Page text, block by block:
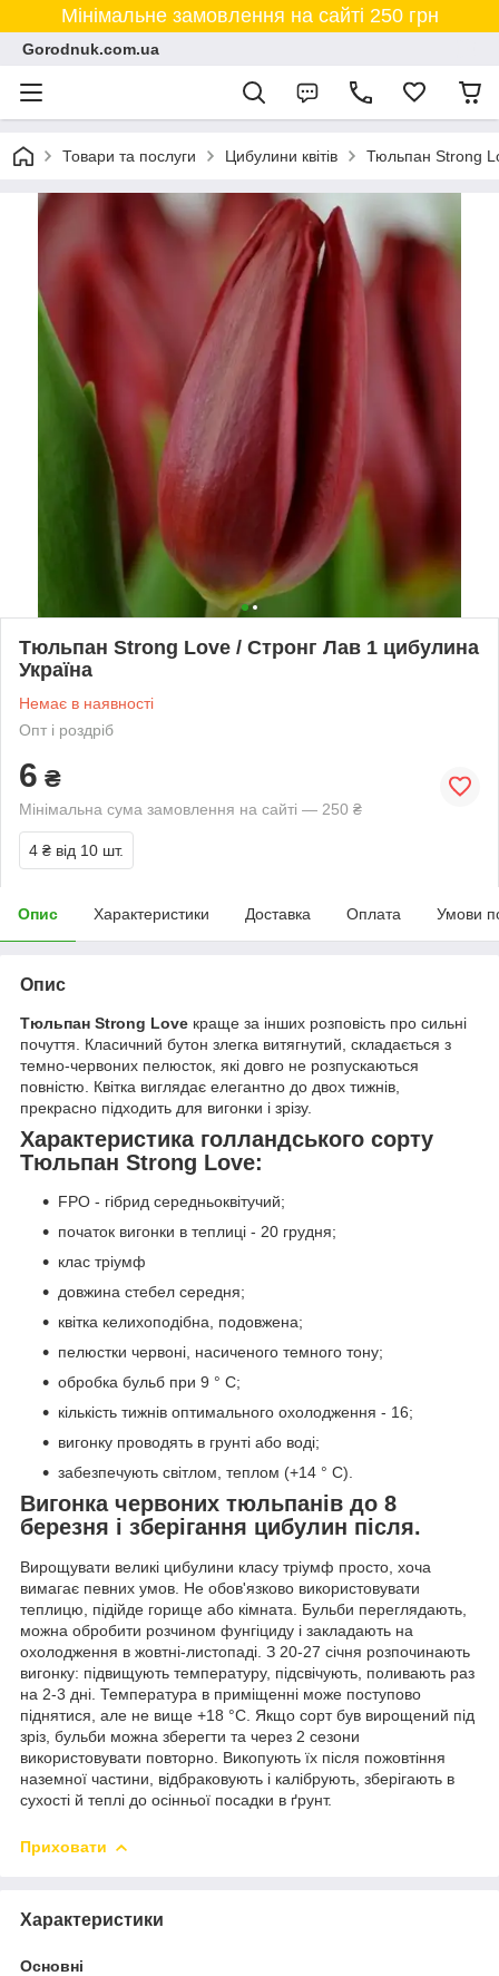
Мінімальне замовлення на сайті 250 грн
Gorodnuk.com.ua
Товари та послуги Цибулини квітів Тюльпан Strong
Тюльпан Strong Love / Стронг Лав 1 цибулина
Україна
Немає в наявності
Опт і роздріб
6 ₴
Мінімальна сума замовлення на сайті — 250 ₴
4 ₴ від 10 шт.
Опис Характеристики Доставка Оплата Умови
Опис
Тюльпан Strong Love краще за інших розповість про сильні
почуття. Класичний бутон злегка витягнутий, складається з
темно-червоних пелюсток, які довго не розпускаються
повністю. Квітка виглядає елегантно до двох тижнів,
прекрасно підходить для вигонки і зрізу.
Характеристика голландського сорту
Тюльпан Strong Love:
FPO - гібрид середньоквітучий;
початок вигонки в теплиці - 20 грудня;
клас тріумф
довжина стебел середня;
квітка келихоподібна, подовжена;
пелюстки червоні, насиченого темного тону;
обробка бульб при 9 ° С;
кількість тижнів оптимального охолодження - 16;
вигонку проводять в грунті або воді;
забезпечують світлом, теплом (+14 ° С).
Вигонка червоних тюльпанів до 8
березня і зберігання цибулин після.
Вирощувати великі цибулини класу тріумф просто, хоча
вимагає певних умов. Не обов'язково використовувати
теплицю, підійде горище або кімната. Бульби переглядають,
можна обробити розчином фунгіциду і закладають на
охолодження в жовтні-листопаді. З 20-27 січня розпочинають
вигонку: підвищують температуру, підсвічують, поливають раз
на 2-3 дні. Температура в приміщенні може поступово
піднятися, але не вище +18 °C. Якщо сорт був вирощений під
зріз, бульби можна зберегти та через 2 сезони
використовувати повторно. Викопують їх після пожовтіння
наземної частини, відбраковують і калібрують, зберігають в
сухості й теплі до осінньої посадки в ґрунт.
Приховати
Характеристики
Основні